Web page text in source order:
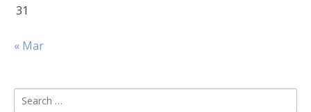
31
« Mar
Search